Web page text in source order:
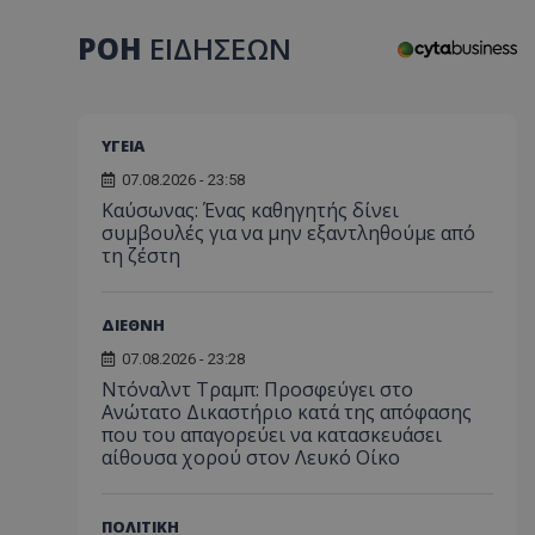
ΡΟΗ ΕΙΔΗΣΕΩΝ
ΥΓΕΙΑ
07.08.2026 - 23:58
Kαύσωνας: Ένας καθηγητής δίνει
συμβουλές για να μην εξαντληθούμε από
τη ζέστη
ΔΙΕΘΝΗ
07.08.2026 - 23:28
Ντόναλντ Τραμπ: Προσφεύγει στο
Ανώτατο Δικαστήριο κατά της απόφασης
που του απαγορεύει να κατασκευάσει
αίθουσα χορού στον Λευκό Οίκο
ΠΟΛΙΤΙΚΗ